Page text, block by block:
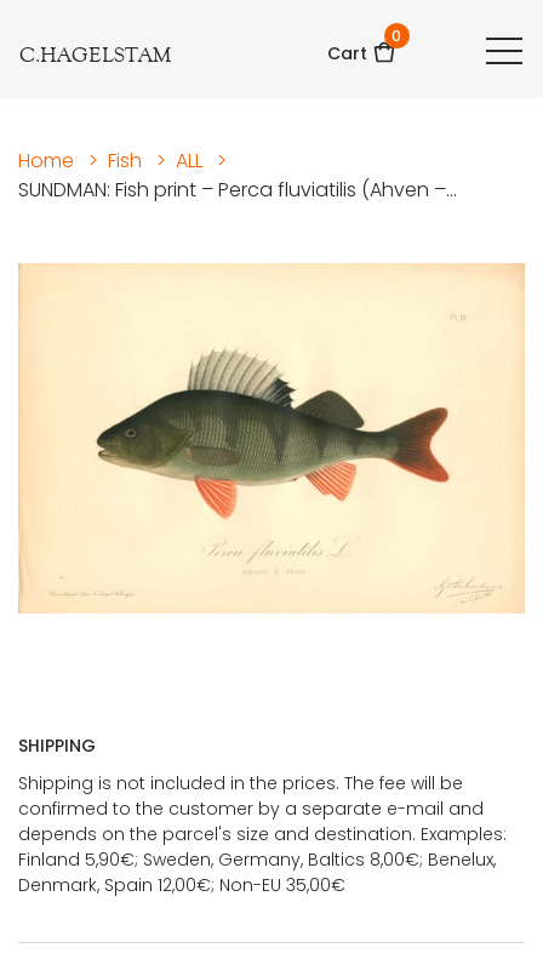
C.HAGELSTAM Cart
0
Home > Fish > ALL >
SUNDMAN: Fish print – Perca fluviatilis (Ahven –...
SHIPPING
Shipping is not included in the prices. The fee will be
confirmed to the customer by a separate e-mail and
depends on the parcel's size and destination. Examples:
Finland 5,90€; Sweden, Germany, Baltics 8,00€; Benelux,
Denmark, Spain 12,00€; Non-EU 35,00€